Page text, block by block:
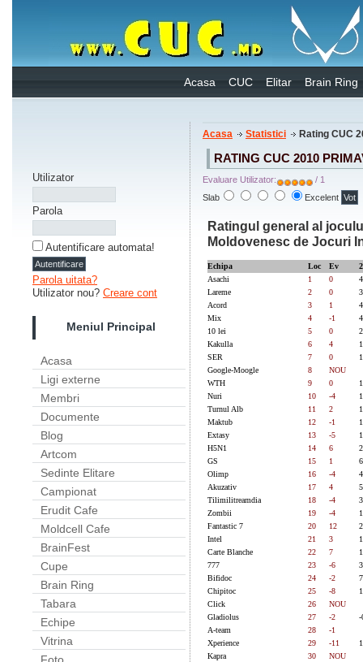
Acasa CUC Elitar Brain Ring
Utilizator
Parola
Autentificare automata!
Parola uitata?
Utilizator nou? Creare cont
Meniul Principal
Acasa
Ligi externe
Membri
Documente
Blog
Artcom
Sedinte Elitare
Campionat
Erudit Cafe
Moldcell Cafe
BrainFest
Cupe
Brain Ring
Tabara
Echipe
Vitrina
Acasa Statistici Rating CUC
RATING CUC 2010
Evaluare Utilizator:
/ 1
Slab
Excelent
Ratingul general al
Moldovenesc de Jocuri
Echipa Loc Ev
Asachi
1 0
Lareme
2 0
Acord
3 1
Mix
4 -1
10 lei
5 0
Kakulla
6 4
SER
7 0
Google-Moogle
8
NOU
WTH
9 0
Nuri
10 -4
Turnul Alb
11 2
Maktub
12 -1
Extasy
13 -5
H5N1
14 6
GS
15 1
Olimp
16 -4
Akuzativ
17 4
Tilimilitreamdia
18 -4
Zombii
19 -4
Fantastic 7
20 12
Intel
21 3
Carte Blanche
22 7
777
23 -6
Bifidoc
24 -2
Chipitoc
25 -8
Click
26
NOU
Gladiolus
27 -2
-
A-team
28
-1
Xperience
29 -11
Kapra
30
NOU